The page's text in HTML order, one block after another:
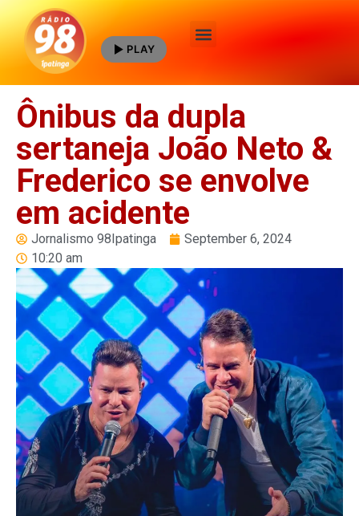
PLAY
Ônibus da dupla
sertaneja João Neto &
Frederico se envolve
em acidente
Jornalismo 98Ipatinga
September 6, 2024
10:20 am